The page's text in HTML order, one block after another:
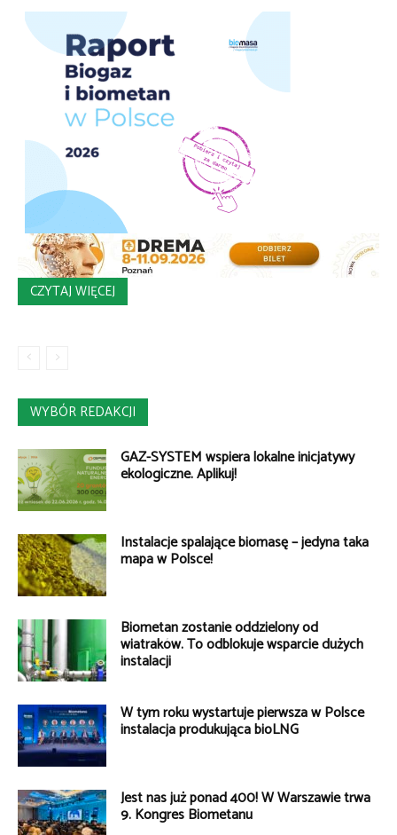
CZYTAJ WIĘCEJ
WYBÓR REDAKCJI
GAZ-SYSTEM wspiera lokalne inicjatywy
ekologiczne. Aplikuj!
Instalacje spalające biomasę – jedyna taka
mapa w Polsce!
Biometan zostanie oddzielony od
wiatraków. To odblokuje wsparcie dużych
instalacji
W tym roku wystartuje pierwsza w Polsce
instalacja produkująca bioLNG
Jest nas już ponad 400! W Warszawie trwa
9. Kongres Biometanu